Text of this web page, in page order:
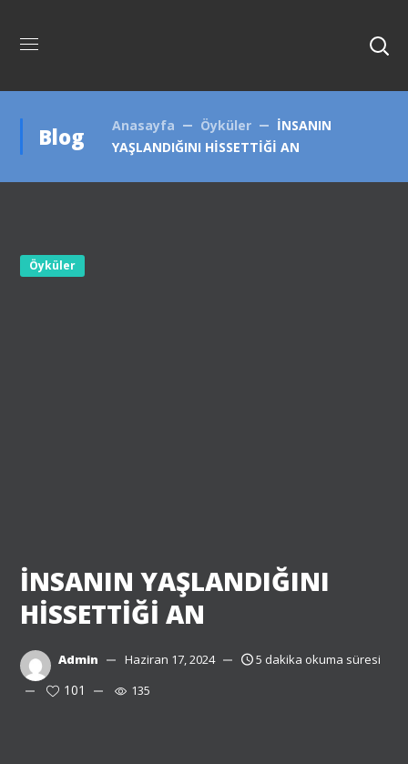
Blog Anasayfa Öyküler
İNSANIN
YAŞLANDIĞINI HİSSETTİĞİ AN
Öyküler
İNSANIN YAŞLANDIĞINI
HİSSETTİĞİ AN
Admin Haziran 17, 2024 5 dakika okuma süresi
101 135